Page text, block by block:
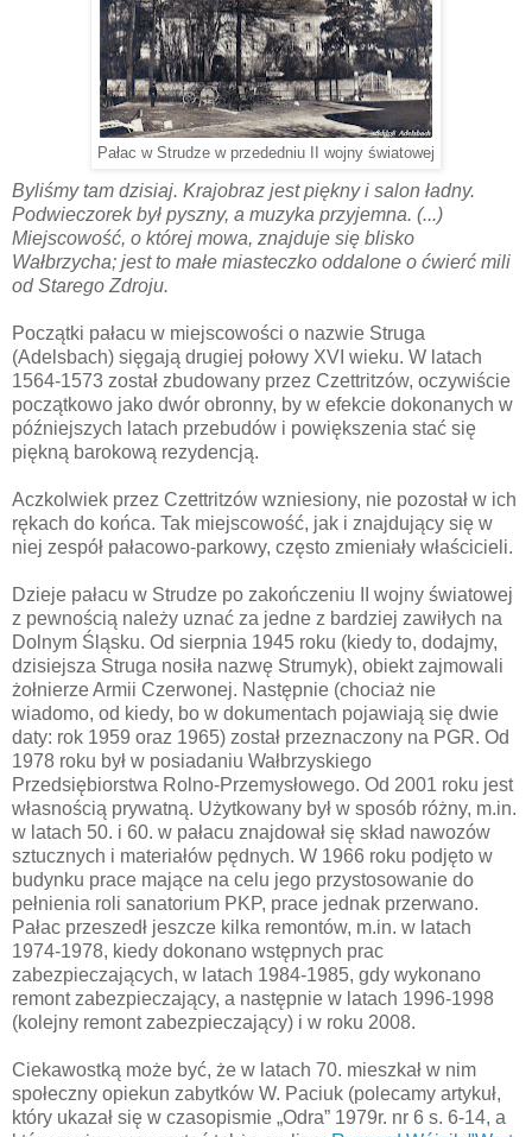
Pałac w Strudze w przededniu II wojny światowej
Byliśmy tam dzisiaj. Krajobraz jest piękny i salon ładny.
Podwieczorek był pyszny, a muzyka przyjemna. (...)
Miejscowość, o której mowa, znajduje się blisko
Wałbrzycha; jest to małe miasteczko oddalone o ćwierć mili
od Starego Zdroju.
Początki pałacu w miejscowości o nazwie Struga
(Adelsbach) sięgają drugiej połowy XVI wieku. W latach
1564-1573 został zbudowany przez Czettritzów, oczywiście
początkowo jako dwór obronny, by w efekcie dokonanych w
późniejszych latach przebudów i powiększenia stać się
piękną barokową rezydencją.
Aczkolwiek przez Czettritzów wzniesiony, nie pozostał w ich
rękach do końca. Tak miejscowość, jak i znajdujący się w
niej zespół pałacowo-parkowy, często zmieniały właścicieli.
Dzieje pałacu w Strudze po zakończeniu II wojny światowej
z pewnością należy uznać za jedne z bardziej zawiłych na
Dolnym Śląsku. Od sierpnia 1945 roku (kiedy to, dodajmy,
dzisiejsza Struga nosiła nazwę Strumyk), obiekt zajmowali
żołnierze Armii Czerwonej. Następnie (chociaż nie
wiadomo, od kiedy, bo w dokumentach pojawiają się dwie
daty: rok 1959 oraz 1965) został przeznaczony na PGR. Od
1978 roku był w posiadaniu Wałbrzyskiego
Przedsiębiorstwa Rolno-Przemysłowego. Od 2001 roku jest
własnością prywatną. Użytkowany był w sposób różny, m.in.
w latach 50. i 60. w pałacu znajdował się skład nawozów
sztucznych i materiałów pędnych. W 1966 roku podjęto w
budynku prace mające na celu jego przystosowanie do
pełnienia roli sanatorium PKP, prace jednak przerwano.
Pałac przeszedł jeszcze kilka remontów, m.in. w latach
1974-1978, kiedy dokonano wstępnych prac
zabezpieczających, w latach 1984-1985, gdy wykonano
remont zabezpieczający, a następnie w latach 1996-1998
(kolejny remont zabezpieczający) i w roku 2008.
Ciekawostką może być, że w latach 70. mieszkał w nim
społeczny opiekun zabytków W. Paciuk (polecamy artykuł,
który ukazał się w czasopismie „Odra” 1979r. nr 6 s. 6-14, a